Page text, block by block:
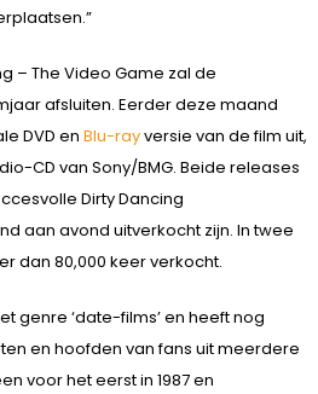
– The Video Game zal de
afsluiten. Eerder deze maand
DVD en Blu-rayversie van de film uit,
CD van Sony/BMG. Beide releases
Dirty Dancing
aan avond uitverkocht zijn. In twee
dan 80,000 keer verkocht.
genre ‘date-films’ en heeft nog
en hoofden van fans uit meerdere
voor het eerst in 1987 en